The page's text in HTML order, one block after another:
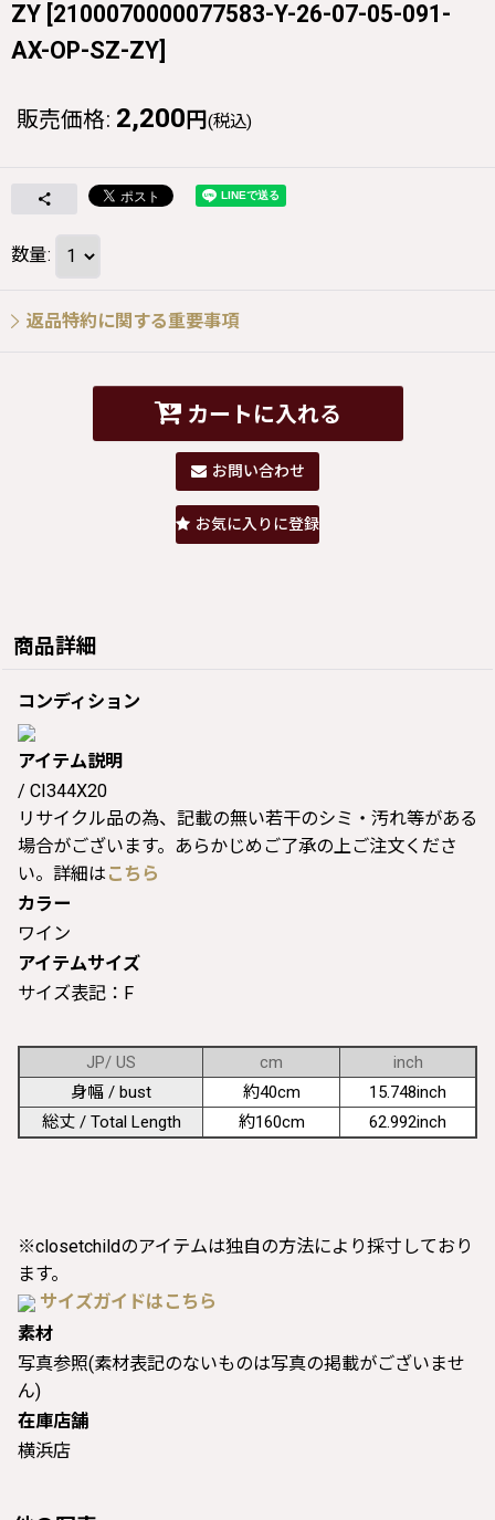
ZY [2100070000077583-Y-26-07-05-091-
AX-OP-SZ-ZY]
販売価格: 2,200 円 (税込)
数量:
返品特約に関する重要事項
カートに入れる
お問い合わせ
お気に入りに登録
商品詳細
コンディション
アイテム説明
/ CI344X20
リサイクル品の為、記載の無い若干のシミ・汚れ等がある
場合がございます。あらかじめご了承の上ご注文くださ
い。詳細は こちら
カラー
ワイン
アイテムサイズ
サイズ表記：F
JP/ US cm
inch
身幅 / bust
約40cm
15.748inch
総丈 / Total Length
約160cm 62.992inch
※closetchildのアイテムは独自の方法により採寸しており
ます。
サイズガイドはこちら
素材
写真参照(素材表記のないものは写真の掲載がございませ
ん)
在庫店舗
横浜店